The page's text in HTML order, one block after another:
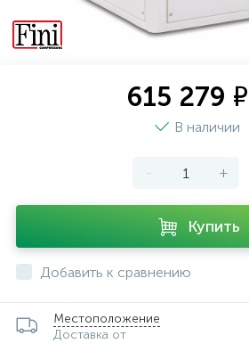
615 279 ₽
В наличии
- +
Купить
Добавить к сравнению
Местоположение
Доставка от